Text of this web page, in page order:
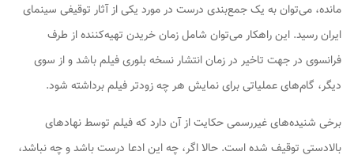
مانده، می‌توان به یک جمع‌بندی درست در مورد یکی از آثار توقیفی سینمای
ایران رسید. این راهکار می‌توان شامل زمان خریدن تهیه‌کننده از طرف
فرانسوی در جهت تاخیر در زمان انتشار نسخه بلوری فیلم باشد و از سوی
دیگر، گام‌های عملیاتی برای نمایش هر چه زودتر فیلم برداشته شود.
برخی شنیده‌های غیررسمی حکایت از آن دارد که فیلم توسط نهادهای
بالادستی توقیف شده است. حالا اگر، چه این ادعا درست باشد و چه نباشد،